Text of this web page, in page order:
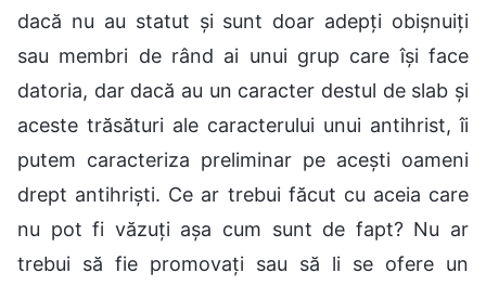
dacă nu au statut și sunt doar adepți obișnuiți
sau membri de rând ai unui grup care își face
datoria, dar dacă au un caracter destul de slab și
aceste trăsături ale caracterului unui antihrist, îi
putem caracteriza preliminar pe acești oameni
drept antihriști. Ce ar trebui făcut cu aceia care
nu pot fi văzuți așa cum sunt de fapt? Nu ar
trebui să fie promovați sau să li se ofere un